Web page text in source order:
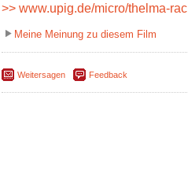
>> www.upig.de/micro/thelma-
Meine Meinung zu diesem Film
Weitersagen Feedback